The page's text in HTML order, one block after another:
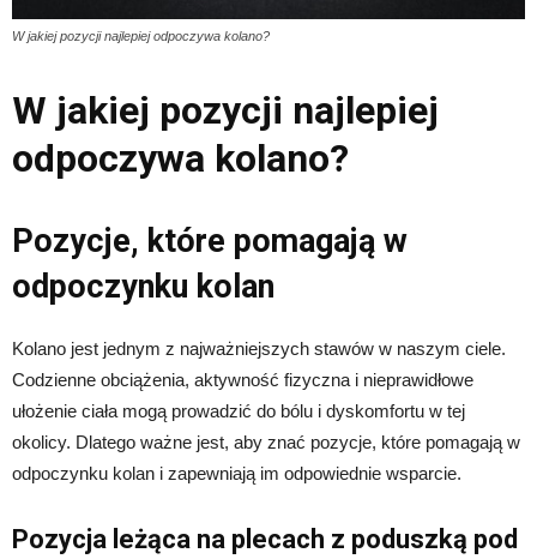
W jakiej pozycji najlepiej odpoczywa kolano?
W jakiej pozycji najlepiej
odpoczywa kolano?
Pozycje, które pomagają w
odpoczynku kolan
Kolano jest jednym z najważniejszych stawów w naszym ciele.
Codzienne obciążenia, aktywność fizyczna i nieprawidłowe
ułożenie ciała mogą prowadzić do bólu i dyskomfortu w tej
okolicy. Dlatego ważne jest, aby znać pozycje, które pomagają w
odpoczynku kolan i zapewniają im odpowiednie wsparcie.
Pozycja leżąca na plecach z poduszką pod